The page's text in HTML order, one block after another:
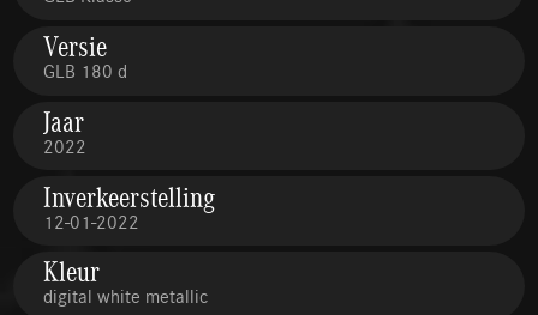
Versie
GLB 180 d
Jaar
2022
Inverkeerstelling
12-01-2022
Kleur
digital white metallic